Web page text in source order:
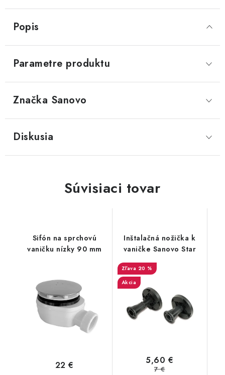
Popis
Parametre produktu
Značka Sanovo
Diskusia
Súvisiaci tovar
Sifón na sprchovú
vaničku nízky 90 mm
22 €
Inštalačná nožička k
vaničke Sanovo Star
20 %
Akcia
5,60 €
7 €